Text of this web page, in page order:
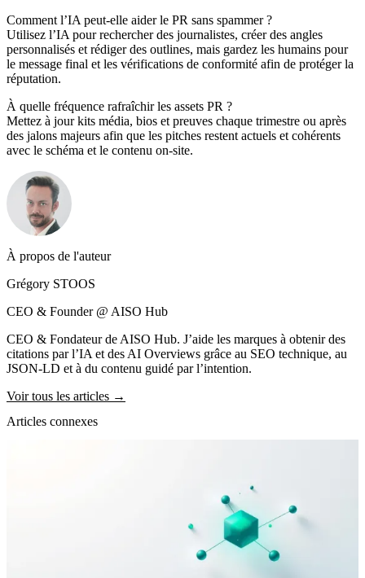
Comment l’IA peut-elle aider le PR sans spammer ?
Utilisez l’IA pour rechercher des journalistes, créer des angles
personnalisés et rédiger des outlines, mais gardez les humains pour
le message final et les vérifications de conformité afin de protéger la
réputation.
À quelle fréquence rafraîchir les assets PR ?
Mettez à jour kits média, bios et preuves chaque trimestre ou après
des jalons majeurs afin que les pitches restent actuels et cohérents
avec le schéma et le contenu on-site.
À propos de l'auteur
Grégory STOOS
CEO & Founder @ AISO Hub
CEO & Fondateur de AISO Hub. J’aide les marques à obtenir des
citations par l’IA et des AI Overviews grâce au SEO technique, au
JSON-LD et à du contenu guidé par l’intention.
Voir tous les articles →
Articles connexes